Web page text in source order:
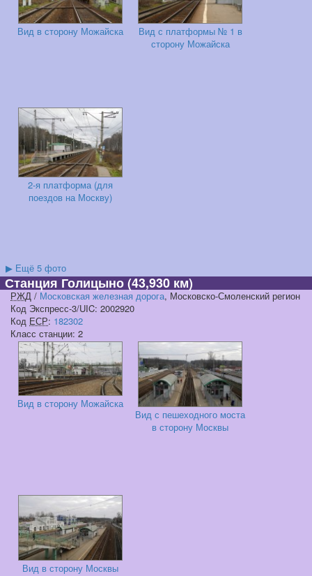
Вид в сторону Можайска
Вид с платформы № 1 в
сторону Можайска
2-я платформа (для
поездов на Москву)
▶ Ещё 5 фото
Станция Голицыно(43,930 км)
РЖД / Московская железная дорога, Московско-Смоленский регион
Код Экспресс-3/UIC: 2002920
Код ЕСР: 182302
Класс станции: 2
Вид в сторону Можайска
Вид с пешеходного моста
в сторону Москвы
Вид в сторону Москвы